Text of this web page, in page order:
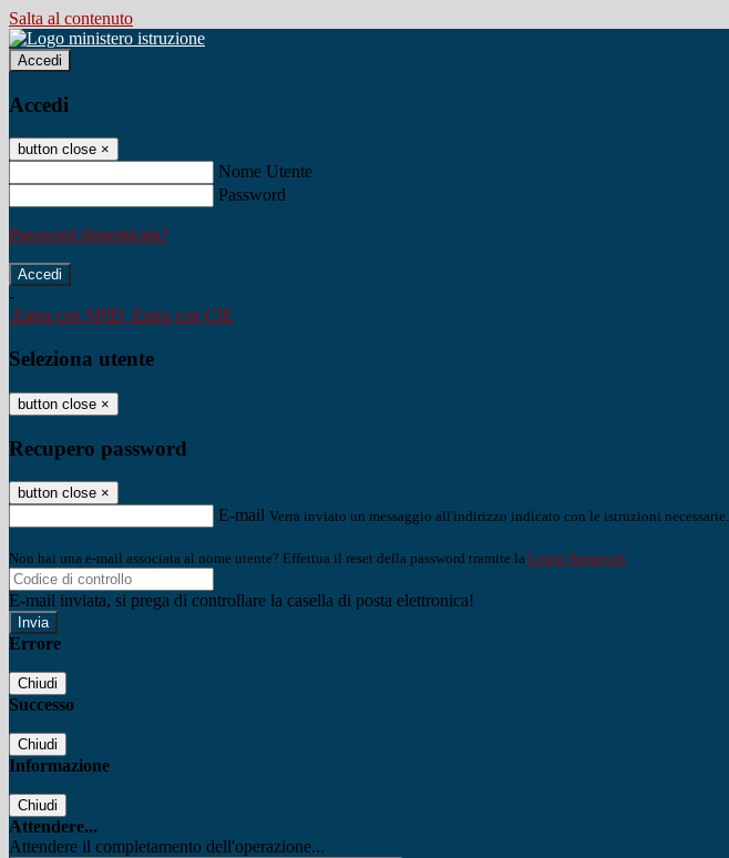
Salta al contenuto
Accedi
Accedi
button close ×
Nome Utente
Password
Password dimenticata?
-
Entra con SPID Entra con CIE
Seleziona utente
button close ×
Recupero password
button close ×
E-mail Verrà inviato un messaggio all'indirizzo indicato con le istruzioni necessarie.
Non hai una e-mail associata al nome utente? Effettua il reset della password tramite la Login Spaggiari
E-mail inviata, si prega di controllare la casella di posta elettronica!
Errore
Chiudi
Successo
Chiudi
Informazione
Chiudi
Attendere...
Attendere il completamento dell'operazione...